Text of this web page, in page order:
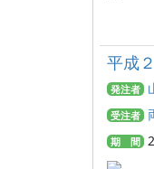
平成
発注者
受注者
期 間